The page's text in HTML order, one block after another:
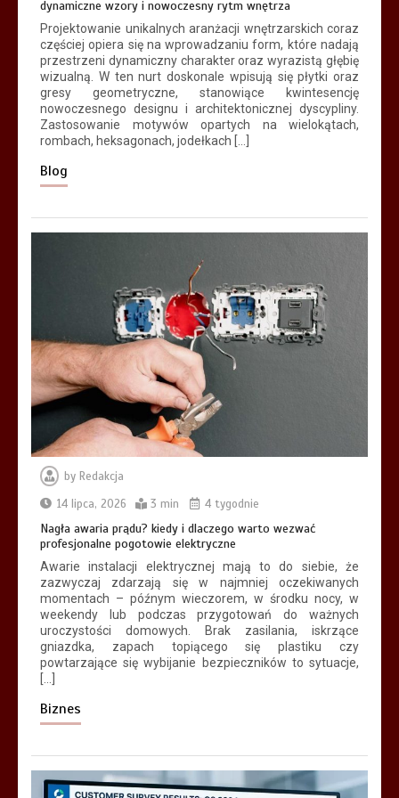
dynamiczne wzory i nowoczesny rytm wnętrza
Projektowanie unikalnych aranżacji wnętrzarskich coraz
częściej opiera się na wprowadzaniu form, które nadają
przestrzeni dynamiczny charakter oraz wyrazistą głębię
wizualną. W ten nurt doskonale wpisują się płytki oraz
gresy geometryczne, stanowiące kwintesencję
nowoczesnego designu i architektonicznej dyscypliny.
Zastosowanie motywów opartych na wielokątach,
rombach, heksagonach, jodełkach […]
Blog
by Redakcja
14 lipca, 2026
3 min 4 tygodnie
Nagła awaria prądu? kiedy i dlaczego warto wezwać
profesjonalne pogotowie elektryczne
Awarie instalacji elektrycznej mają to do siebie, że
zazwyczaj zdarzają się w najmniej oczekiwanych
momentach – późnym wieczorem, w środku nocy, w
weekendy lub podczas przygotowań do ważnych
uroczystości domowych. Brak zasilania, iskrzące
gniazdka, zapach topiącego się plastiku czy
powtarzające się wybijanie bezpieczników to sytuacje,
[…]
Biznes